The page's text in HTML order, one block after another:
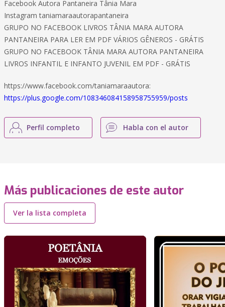
Facebook Autora Pantaneira Tânia Mara
Instagram taniamaraautorapantaneira
GRUPO NO FACEBOOK LIVROS TÂNIA MARA AUTORA
PANTANEIRA PARA LER EM PDF VÁRIOS GÊNEROS - GRÁTIS
GRUPO NO FACEBOOK TÂNIA MARA AUTORA PANTANEIRA
LIVROS INFANTIL E INFANTO JUVENIL EM PDF - GRÁTIS
https://www.facebook.com/taniamaraautora:
https://plus.google.com/108346084158958755959/posts
Perfil completo Habla con el autor
Más publicaciones de este autor
Ver la lista completa